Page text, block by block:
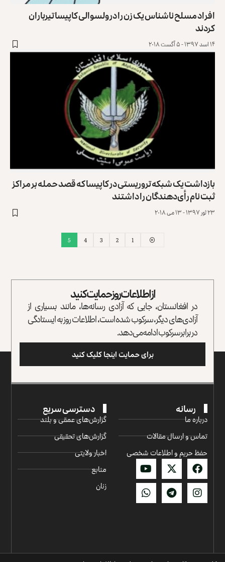
افراد مسلح ناشناس یک زن را در ولسوالی کاپیسا تیرباران
کردند
۱۴ اسد ۱۳۹۷ - ۵ آگست ۲۰۱۸
بازداشت یک شبکه تروریستی در کاپیسا که قصد حمله بر مراکز
ثبت نام رأی‌دهندگان را داشتند
۲۳ ثور ۱۳۹۷ - ۱۳ می ۲۰۱۸
1
2
3
4
5
از اطلاعات روز حمایت کنید
در افغانستان، جایی که آزادی رسانه‌ها، مانند بسیاری از
آزادی‌های دیگر، سرکوب شده است، اطلاعات روز به ایستادگی
در برابر سرکوب ادامه می‌دهد.
برای حمایت اینجا کلیک کنید
رسانه
درباره ما
تماس و ارسال مقالات
حفظ حریم و اطلاعات شخصی
دسترسی سریع
گزارش‌‌های عمقی و بلند
گزارش‌های تحقیقی
اخبار ولایتی
منابع
زنان